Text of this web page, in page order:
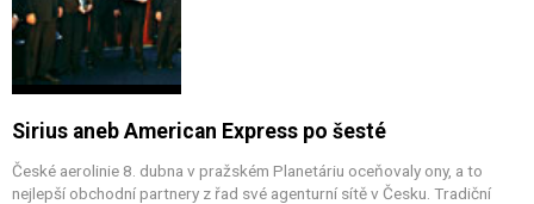
Sirius aneb American Express po šesté
České aerolinie 8. dubna v pražském Planetáriu oceňovaly ony, a to
nejlepší obchodní partnery z řad své agenturní sítě v Česku. Tradiční